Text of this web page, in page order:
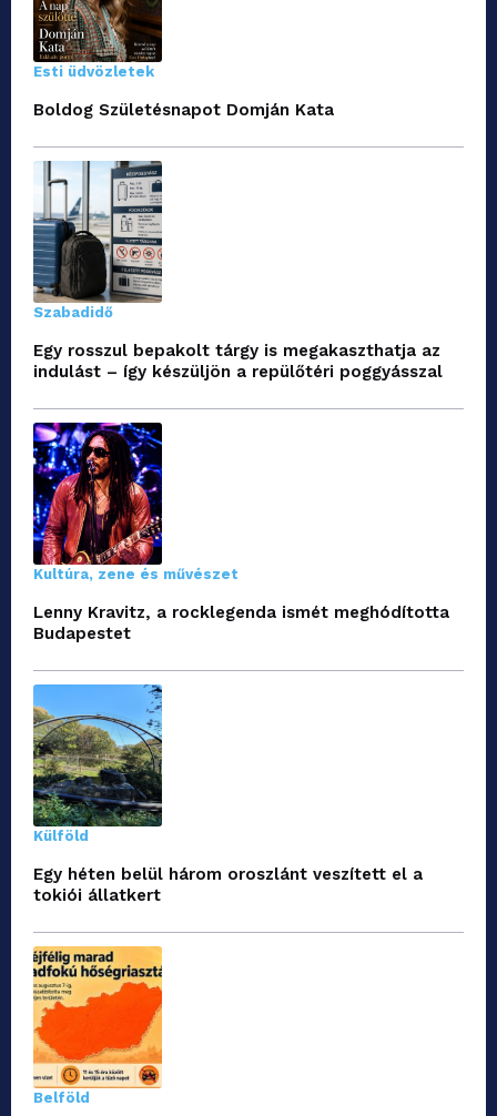
Esti üdvözletek
Boldog Születésnapot Domján Kata
Szabadidő
Egy rosszul bepakolt tárgy is megakaszthatja az
indulást – így készüljön a repülőtéri poggyásszal
Kultúra, zene és művészet
Lenny Kravitz, a rocklegenda ismét meghódította
Budapestet
Külföld
Egy héten belül három oroszlánt veszített el a
tokiói állatkert
Belföld